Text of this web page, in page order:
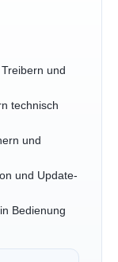
und
technisch
und
und Update-
Bedienung